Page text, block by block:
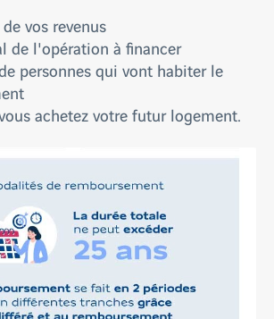
vos revenus
de l'opération à financer
personnes qui vont habiter le
achetez votre futur logement.